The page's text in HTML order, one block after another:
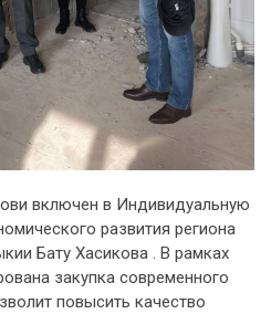
включен в Индивидуальную
развития региона
Бату Хасикова . В рамках
закупка современного
повысить качество